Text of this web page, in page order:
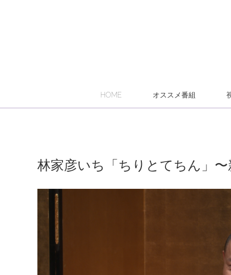
HOME オススメ番組
林家彦いち「ちりとてちん」